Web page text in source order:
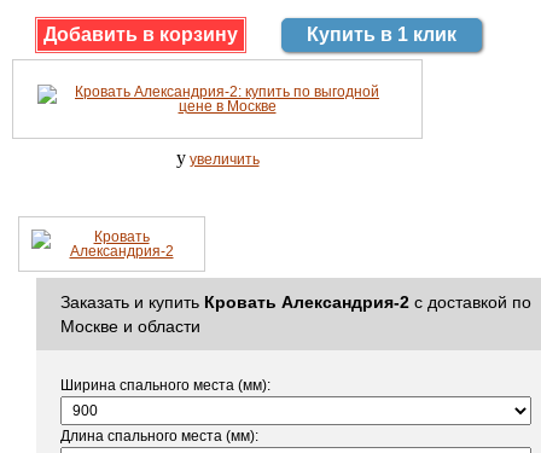
Купить в 1 клик
y увеличить
Заказать и купить Кровать Александрия-2 с доставкой по
Москве и области
Ширина спального места (мм):
Длина спального места (мм):